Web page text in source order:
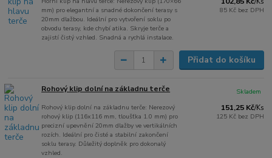
mm) pro elegantní a snadné dokončení terasy s
20mm dlažbou. Ideální pro vytvoření soklu po
obvodu terasy, kde chybí atika. Skryje terče a
zajistí čistý vzhled. Snadná a rychlá instalace.
85 Kč bez DPH
Přidat do košíku
Rohový klip dolní na základnu terče
Rohový klip dolní na základnu terče: Nerezový
rohový klip (116x116 mm, tloušťka 1.0 mm) pro
precizní upevnění 20mm dlažby ve vertikálních
rozích. Ideální pro čisté a stabilní zakončení
soklu terasy. Důležitý doplněk pro dokonalý
vzhled.
151,25 Kč/Ks
125 Kč bez DPH
Skladem